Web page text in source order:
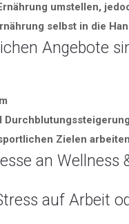
umstellen,
selbst in die
Angebote
Zielen arbeiten
an Wellness
auf Arbeit